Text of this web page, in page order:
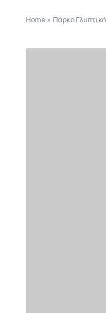
Home» Πάρκο